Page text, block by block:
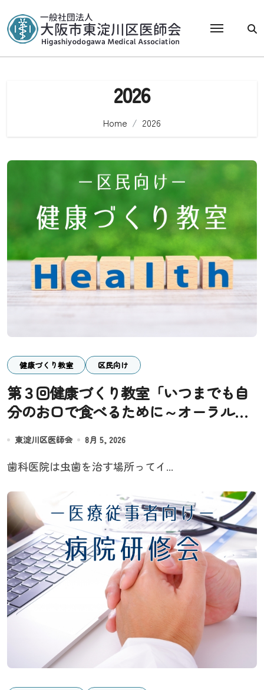
to
content
2026
Home 2026
健康づくり教室 区民向け
第３回健康づくり教室「いつまでも自
分のお口で食べるために～オーラルフ
レイル予防と歯科医院の新しい役割
～」
東淀川区医師会 8月 5, 2026
歯科医院は虫歯を治す場所ってイ...